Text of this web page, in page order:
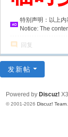
特别声明：以上
Notice: The
回复
发新帖
Powered by Discuz!
© 2001-2026 Discuz! Team